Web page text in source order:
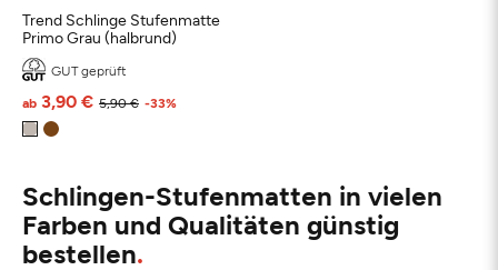
Trend Schlinge Stufenmatte
Primo Grau (halbrund)
GUT geprüft
5,90 €
ab 3,90 € -33%
Schlingen-Stufenmatten in vielen
Farben und Qualitäten günstig
bestellen